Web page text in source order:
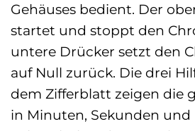
Gehäuses bedient. Der
startet und stoppt den
untere Drücker setzt den
auf Null zurück. Die drei
dem Zifferblatt zeigen die
in Minuten, Sekunden und